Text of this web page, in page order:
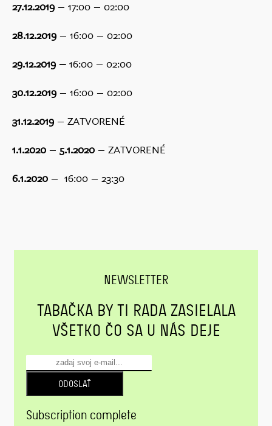
27.12.2019 – 17:00 – 02:00
28.12.2019 – 16:00 – 02:00
29.12.2019 – 16:00 – 02:00
30.12.2019 – 16:00 – 02:00
31.12.2019 – ZATVORENÉ
1.1.2020 – 5.1.2020 – ZATVORENÉ
6.1.2020 – 16:00 – 23:30
NEWSLETTER
TABAČKA BY TI RADA ZASIELALA
VŠETKO ČO SA U NÁS DEJE
ODOSLAŤ
Subscription complete